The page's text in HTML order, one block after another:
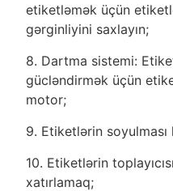
etiketləmək üçün
gərginliyini saxlayın;
8. Dartma sistemi:
gücləndirmək üçün
motor;
9. Etiketlərin
10. Etiketlərin
xatırlamaq;